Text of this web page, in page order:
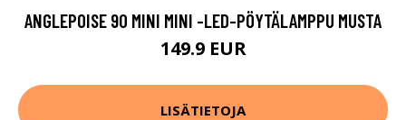
ANGLEPOISE 90 MINI MINI -LED-PÖYTÄLAMPPU MUSTA
149.9 EUR
LISÄTIETOJA